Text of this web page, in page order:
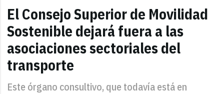
El Consejo Superior de Movilidad
Sostenible dejará fuera a las
asociaciones sectoriales del
transporte
Este órgano consultivo, que todavía está en